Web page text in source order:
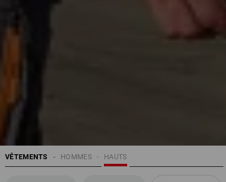
VÊTEMENTS HAUTS
HOMMES